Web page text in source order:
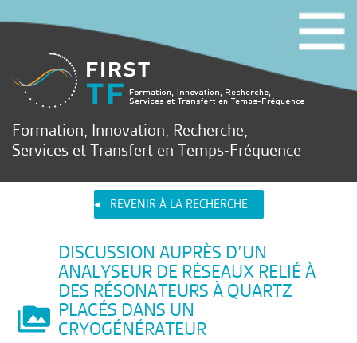
Formation, Innovation, Recherche,
Services et Transfert en Temps-Fréquence
REVENIR À LA RECHERCHE
DISCUSSION AUPRÈS D’UN
ANALYSEUR DE RÉSEAUX RELIÉ À
DES RÉSONATEURS À QUARTZ
PLACÉS DANS UN
CRYOGÉNÉRATEUR